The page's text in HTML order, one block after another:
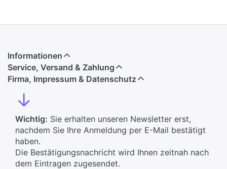
Informationen
Service, Versand & Zahlung
Firma, Impressum & Datenschutz
↓
Wichtig: Sie erhalten unseren Newsletter erst,
nachdem Sie Ihre Anmeldung per E-Mail bestätigt
haben.
Die Bestätigungsnachricht wird Ihnen zeitnah nach
dem Eintragen zugesendet.